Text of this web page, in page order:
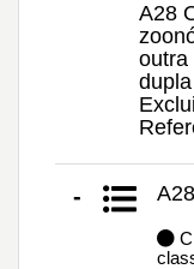
A28
outra
-